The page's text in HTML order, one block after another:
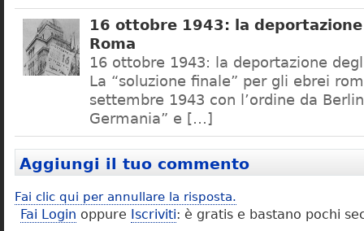
16 ottobre 1943: la
Roma
16 ottobre 1943: la deportazione
La “soluzione finale” per gli ebrei
settembre 1943 con l’ordine da
Germania” e […]
Aggiungi il tuo commento
Fai clic qui per annullare la risposta.
Fai Login oppure Iscriviti: è gratis e bastano pochi